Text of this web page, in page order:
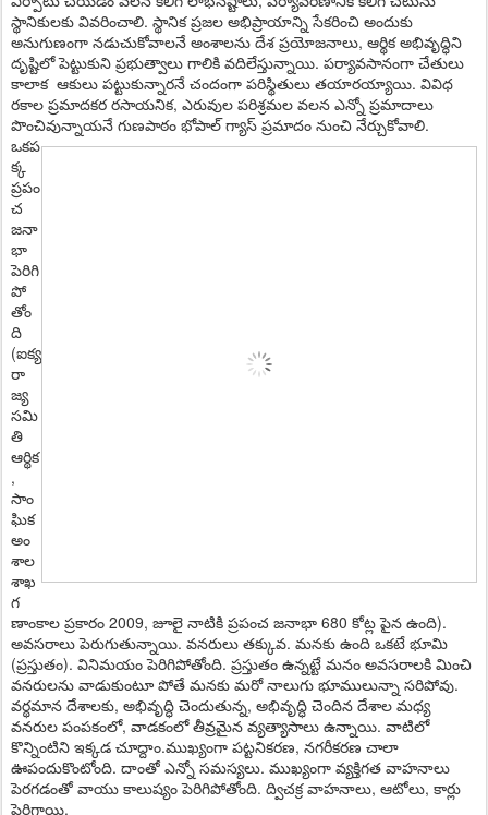
స్థానికులకు వివరించాలి. స్థానిక ప్రజల అభిప్రాయాన్ని సేకరించి అందుకు
అనుగుణంగా నడుచుకోవాలనే అంశాలను దేశ ప్రయోజనాలు, ఆర్థిక అభివృద్ధిని
దృష్టిలో పెట్టుకుని ప్రభుత్వాలు గాలికి వదిలేస్తున్నాయి. పర్యావసానంగా చేతులు
కాలాక ఆకులు పట్టుకున్నారనే చందంగా పరిస్థితులు తయారయ్యాయి. వివిధ
రకాల ప్రమాదకర రసాయనిక, ఎరువుల పరిశ్రమల వలన ఎన్నో ప్రమాదాలు
పొంచివున్నాయనే గుణపాఠం భోపాల్‌ గ్యాస్‌ ప్రమాదం నుంచి నేర్చుకోవాలి.
ఒకప
క్క
ప్రపం
చ
జనా
భా
పెరిగి
పో
తోం
ది
(ఐక్య
రా
జ్య
సమి
తి
ఆర్థిక
,
సాం
ఘిక
అం
శాల
శాఖ
గ
ణాంకాల ప్రకారం 2009, జూలై నాటికి ప్రపంచ జనాభా 680 కోట్ల పైన ఉంది).
అవసరాలు పెరుగుతున్నాయి. వనరులు తక్కువ. మనకు ఉంది ఒకటే భూమి
(ప్రస్తుతం). వినిమయం పెరిగిపోతోంది. ప్రస్తుతం ఉన్నట్టే మనం అవసరాలకి మించి
వనరులను వాడుకుంటూ పోతే మనకు మరో నాలుగు భూములున్నా సరిపోవు.
వర్థమాన దేశాలకు, అభివృద్ధి చెందుతున్న, అభివృద్ధి చెందిన దేశాల మధ్య
వనరుల పంపకంలో, వాడకంలో తీవ్రమైన వ్యత్యాసాలు ఉన్నాయి. వాటిలో
కొన్నింటిని ఇక్కడ చూద్దాం.ముఖ్యంగా పట్టనికరణ, నగరీకరణ చాలా
ఊపందుకొంటోంది. దాంతో ఎన్నో సమస్యలు. ముఖ్యంగా వ్యక్తిగత వాహనాలు
పెరగడంతో వాయు కాలుష్యం పెరిగిపోతోంది. ద్విచక్ర వాహనాలు, ఆటోలు, కార్లు
పెరిగాయి.